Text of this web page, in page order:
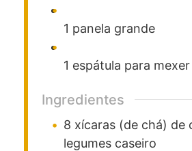
1 panela grande
1 espátula para mexer
Ingredientes
8 xícaras (de chá) de
legumes caseiro